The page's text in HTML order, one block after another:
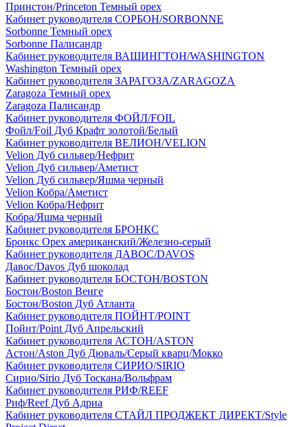
Принстон/Princeton Темный орех
Кабинет руководителя СОРБОН/SORBONNE
Sorbonne Темный орех
Sorbonne Палисандр
Кабинет руководителя ВАШИНГТОН/WASHINGTON
Washington Темный орех
Кабинет руководителя ЗАРАГОЗА/ZARAGOZA
Zaragoza Темный орех
Zaragoza Палисандр
Кабинет руководителя ФОЙЛ/FOIL
Фойл/Foil Дуб Крафт золотой/Белый
Кабинет руководителя ВЕЛИОН/VELION
Velion Дуб сильвер/Нефрит
Velion Дуб сильвер/Аметист
Velion Дуб сильвер/Яшма черный
Velion Кобра/Аметист
Velion Кобра/Нефрит
Кобра/Яшма черный
Кабинет руководителя БРОНКС
Бронкс Орех американский/Железно-серый
Кабинет руководителя ДАВОС/DAVOS
Давос/Davos Дуб шоколад
Кабинет руководителя БОСТОН/BOSTON
Бостон/Boston Венге
Бостон/Boston Дуб Атланта
Кабинет руководителя ПОЙНТ/POINT
Пойнт/Point Дуб Апрельский
Кабинет руководителя АСТОН/ASTON
Астон/Aston Дуб Дюваль/Серый кварц/Мокко
Кабинет руководителя СИРИО/SIRIO
Сирио/Sirio Дуб Тоскана/Вольфрам
Кабинет руководителя РИФ/REEF
Риф/Reef Дуб Адриа
Кабинет руководителя СТАЙЛ ПРОДЖЕКТ ДИРЕКТ/Style